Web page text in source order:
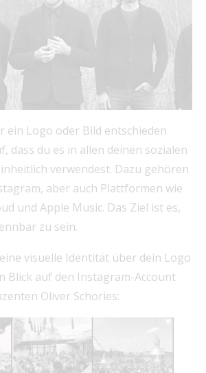
ein Logo oder Bild entschieden
dass du es in allen deinen sozialen
verwendest. Dazu gehören
aber auch Plattformen wie
und Apple Music. Das Ziel ist es,
zu sein.
visuelle Identität über dein Logo
Blick auf den Instagram-Account
Oliver Schories: